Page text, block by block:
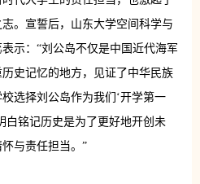
。宣誓后，山东大学空间科学与
示：“刘公岛不仅是中国近代海军
史记忆的地方，见证了中华民族
选择刘公岛作为我们‘开学第一
白铭记历史是为了更好地开创未
与责任担当。”